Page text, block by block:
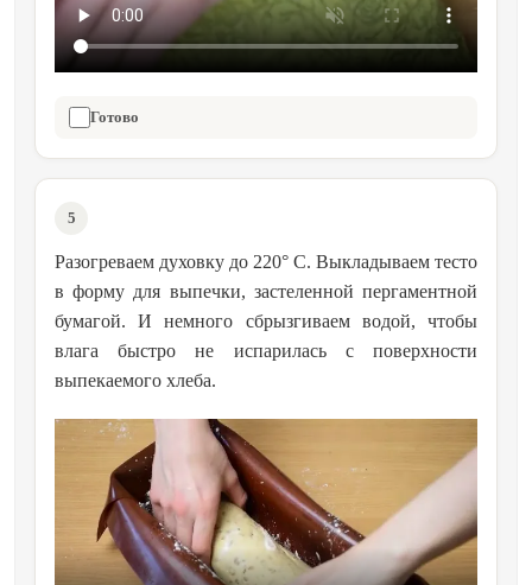
Готово
5
Разогреваем духовку до 220° C. Выкладываем тесто
в форму для выпечки, застеленной пергаментной
бумагой. И немного сбрызгиваем водой, чтобы
влага быстро не испарилась с поверхности
выпекаемого хлеба.